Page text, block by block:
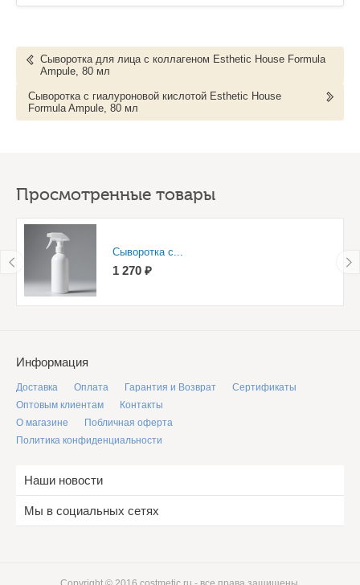
Сыворотка для лица с коллагеном Esthetic House Formula
Ampule, 80 мл
Сыворотка с гиалуроновой кислотой Esthetic House
Formula Ampule, 80 мл
Просмотренные товары
Сыворотка с...
1 270 ₽
Информация
Доставка Оплата Гарантия и Возврат
Сертификаты
Оптовым клиентам
Контакты
О магазине
Побличная оферта
Политика конфиденциальности
Наши новости
Мы в социальных сетях